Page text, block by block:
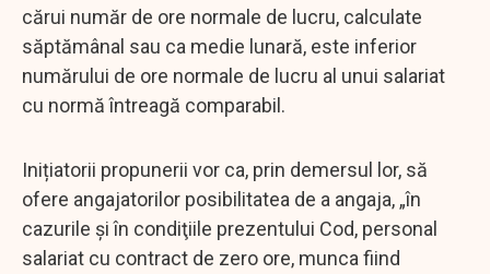
cărui număr de ore normale de lucru, calculate
săptămânal sau ca medie lunară, este inferior
numărului de ore normale de lucru al unui salariat
cu normă întreagă comparabil.
Inițiatorii propunerii vor ca, prin demersul lor, să
ofere angajatorilor posibilitatea de a angaja, „în
cazurile şi în condiţiile prezentului Cod, personal
salariat cu contract de zero ore, munca fiind